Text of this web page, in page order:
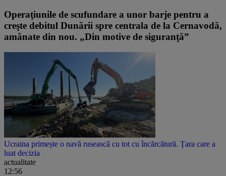
Operaţiunile de scufundare a unor barje pentru a
creşte debitul Dunării spre centrala de la Cernavodă,
amânate din nou. „Din motive de siguranţă”
Ucraina primește o navă rusească cu tot cu încărcătură. Țara care a
luat decizia
actualitate
12:56